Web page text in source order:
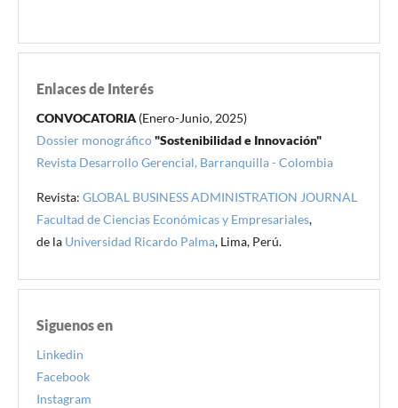
Enlaces de Interés
CONVOCATORIA (Enero-Junio, 2025)
Dossier monográfico"Sostenibilidad e Innovación"
Revista Desarrollo Gerencial, Barranquilla - Colombia
Revista: GLOBAL BUSINESS ADMINISTRATION JOURNAL
Facultad de Ciencias Económicas y Empresariales,
de la Universidad Ricardo Palma, Lima, Perú.
Siguenos en
Linkedin
Facebook
Instagram